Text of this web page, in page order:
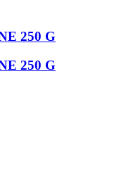
250 G
250 G